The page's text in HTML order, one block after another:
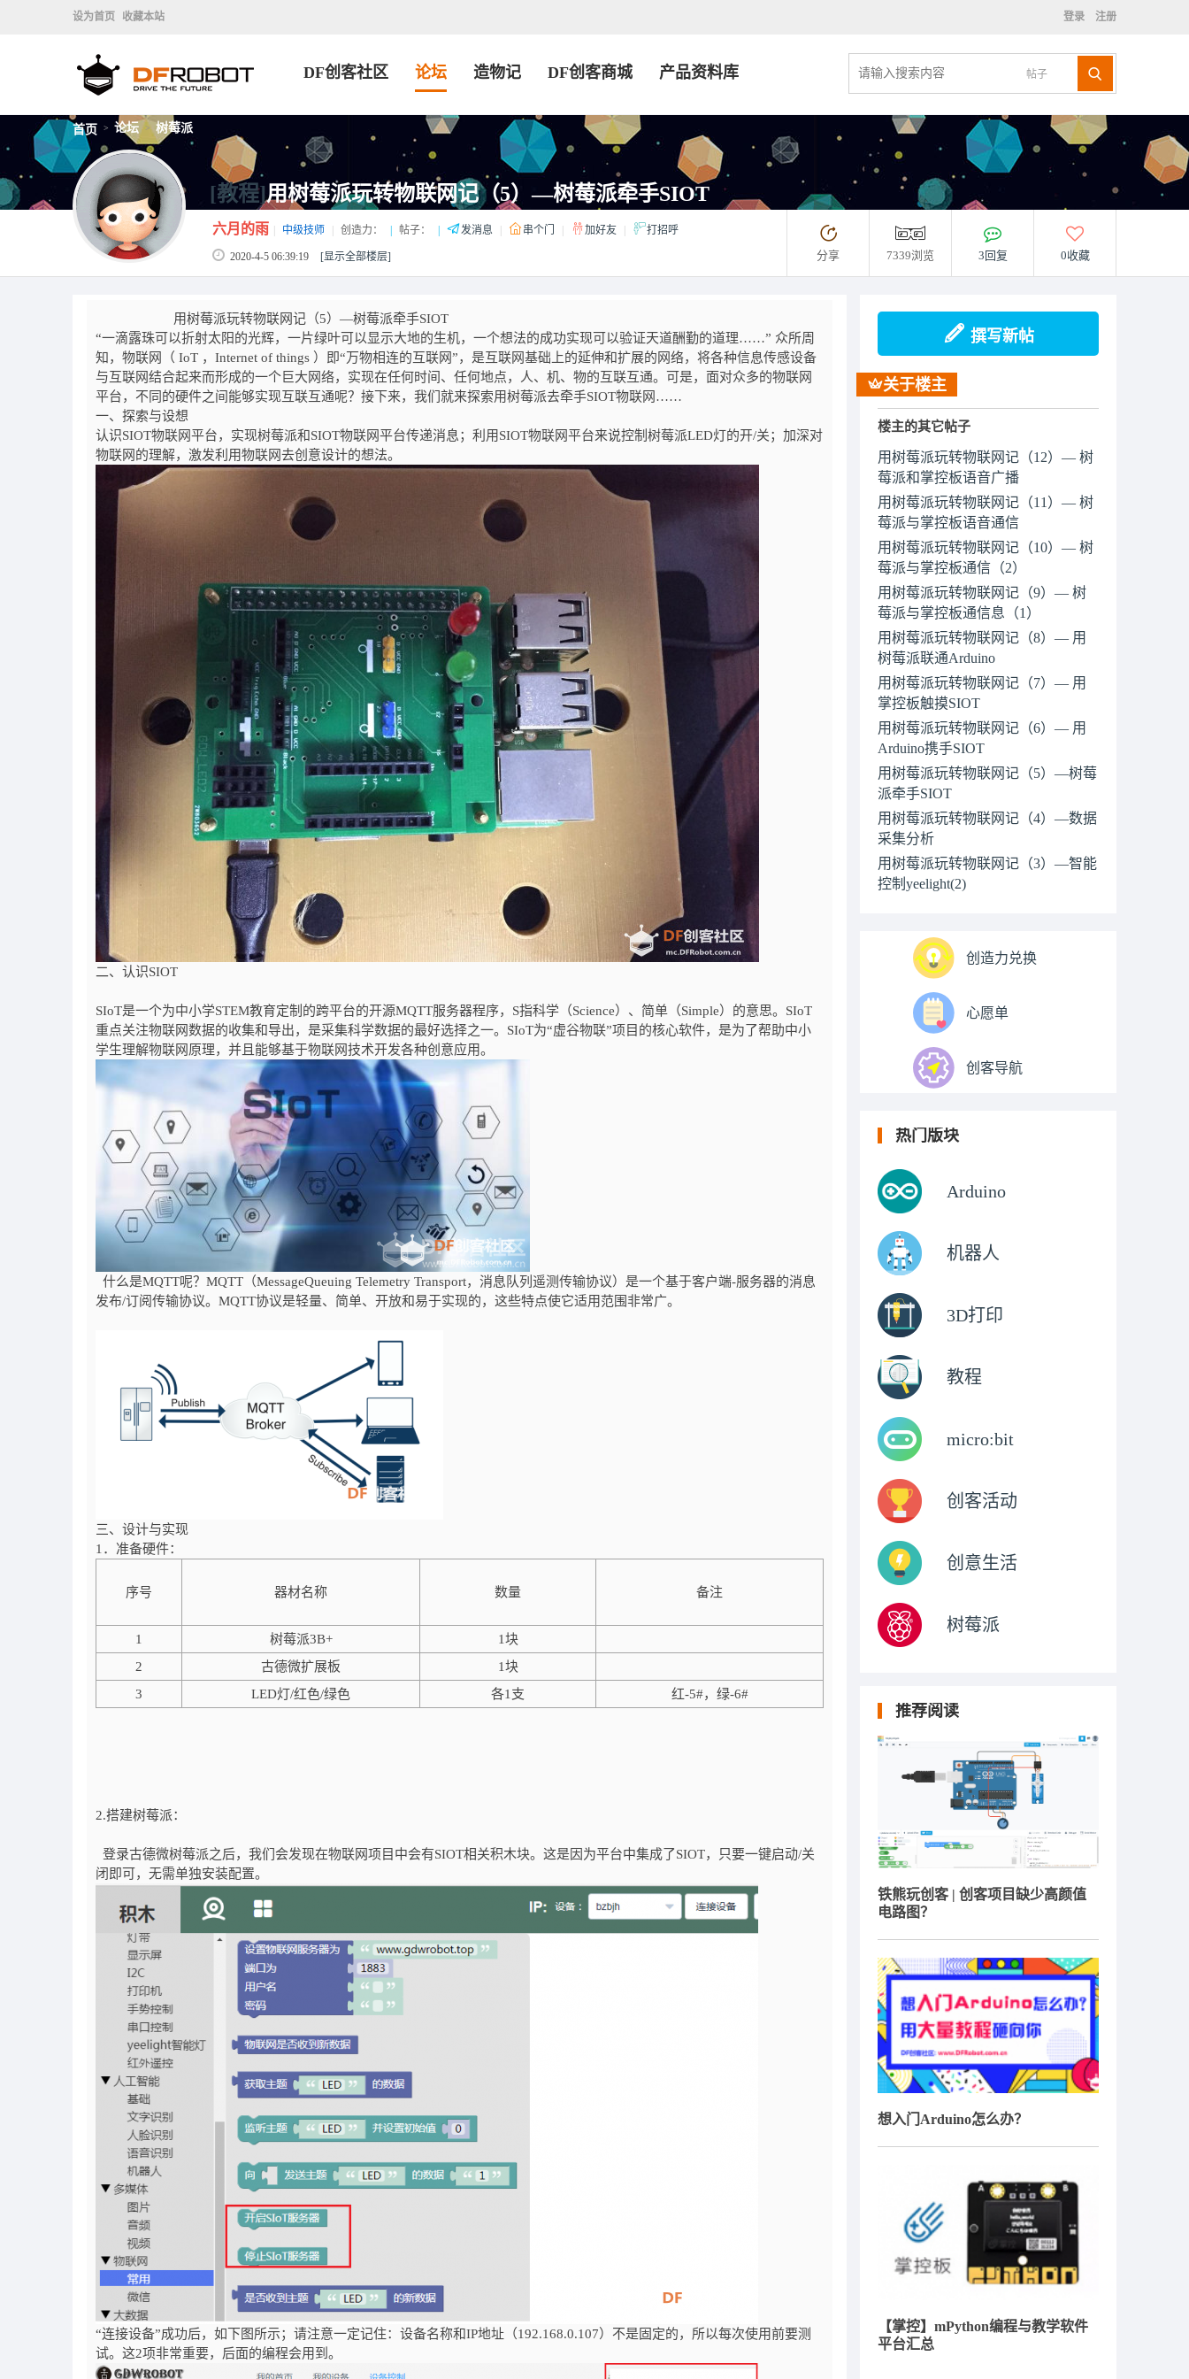
设为首页 收藏本站 登录 注册
帖子
DF创客社区 论坛 造物记 DF创客商城 产品资料库
首页 > 论坛 > 树莓派
[教程]用树莓派玩转物联网记（5）—树莓派牵手SIOT
六月的雨 中级技师 创造力： 帖子： 发消息 串个门 加好友 打招呼
2020-4-5 06:39:19 [显示全部楼层] 分享 7339浏览 3回复 0收藏
用树莓派玩转物联网记（5）—树莓派牵手SIOT
“一滴露珠可以折射太阳的光辉，一片绿叶可以显示大地的生机，一个想法的成功实现可以验证天道酬勤的道理……” 众所周
知，物联网（ IoT ，Internet of things ）即“万物相连的互联网”，是互联网基础上的延伸和扩展的网络，将各种信息传感设备
与互联网结合起来而形成的一个巨大网络，实现在任何时间、任何地点，人、机、物的互联互通。可是，面对众多的物联网
平台，不同的硬件之间能够实现互联互通呢？接下来，我们就来探索用树莓派去牵手SIOT物联网……
一、探索与设想
认识SIOT物联网平台，实现树莓派和SIOT物联网平台传递消息；利用SIOT物联网平台来说控制树莓派LED灯的开/关；加深对
物联网的理解，激发利用物联网去创意设计的想法。
二、认识SIOT
SIoT是一个为中小学STEM教育定制的跨平台的开源MQTT服务器程序，S指科学（Science）、简单（Simple）的意思。SIoT
重点关注物联网数据的收集和导出，是采集科学数据的最好选择之一。SIoT为“虚谷物联”项目的核心软件，是为了帮助中小
学生理解物联网原理，并且能够基于物联网技术开发各种创意应用。
什么是MQTT呢？MQTT（MessageQueuing Telemetry Transport，消息队列遥测传输协议）是一个基于客户端-服务器的消息
发布/订阅传输协议。MQTT协议是轻量、简单、开放和易于实现的，这些特点使它适用范围非常广。
三、设计与实现
1．准备硬件：
序号 器材名称 数量 备注
1 树莓派3B+
1块
2
古德微扩展板
1块
3
LED灯/红色/绿色 各1支 红-5#，绿-6#
2.搭建树莓派：
登录古德微树莓派之后，我们会发现在物联网项目中会有SIOT相关积木块。这是因为平台中集成了SIOT，只要一键启动/关
闭即可，无需单独安装配置。
“连接设备”成功后，如下图所示；请注意一定记住：设备名称和IP地址（192.168.0.107）不是固定的，所以每次使用前要测
试。这2项非常重要，后面的编程会用到。
撰写新帖
关于楼主
楼主的其它帖子
用树莓派玩转物联网记（12）— 树
莓派和掌控板语音广播
用树莓派玩转物联网记（11）— 树
莓派与掌控板语音通信
用树莓派玩转物联网记（10）— 树
莓派与掌控板通信（2）
用树莓派玩转物联网记（9）— 树
莓派与掌控板通信息（1）
用树莓派玩转物联网记（8）— 用
树莓派联通Arduino
用树莓派玩转物联网记（7）— 用
掌控板触摸SIOT
用树莓派玩转物联网记（6）— 用
Arduino携手SIOT
用树莓派玩转物联网记（5）—树莓
派牵手SIOT
用树莓派玩转物联网记（4）—数据
采集分析
用树莓派玩转物联网记（3）—智能
控制yeelight(2)
创造力兑换
心愿单
创客导航
热门版块
Arduino
机器人
3D打印
教程
micro:bit
创客活动
创意生活
树莓派
推荐阅读
铁熊玩创客 | 创客项目缺少高颜值
电路图？
想入门Arduino怎么办？
【掌控】mPython编程与教学软件
平台汇总